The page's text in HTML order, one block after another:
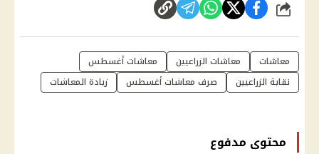
شارك
معاشات معاشات الزراعيين
معاشات أغسطس
نقابة الزراعيين
صرف معاشات أغسطس زيادة المعاشات
محتوى مدفوع